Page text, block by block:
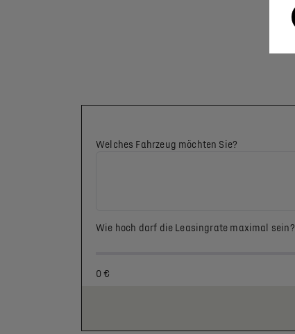
Welches Fahrzeug möchten Sie?
Wie hoch darf die Leasingrate maximal sein?
0 €